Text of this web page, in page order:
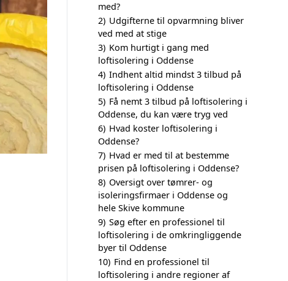
med?
2) Udgifterne til opvarmning bliver
ved med at stige
3) Kom hurtigt i gang med
loftisolering i Oddense
4) Indhent altid mindst 3 tilbud på
loftisolering i Oddense
5) Få nemt 3 tilbud på loftisolering i
Oddense, du kan være tryg ved
6) Hvad koster loftisolering i
Oddense?
7) Hvad er med til at bestemme
prisen på loftisolering i Oddense?
8) Oversigt over tømrer- og
isoleringsfirmaer i Oddense og
hele Skive kommune
9) Søg efter en professionel til
loftisolering i de omkringliggende
byer til Oddense
10) Find en professionel til
loftisolering i andre regioner af